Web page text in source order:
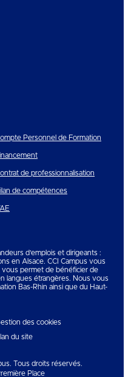
Personnel de Formation
de professionnalisation
de compétences
d’emplois et dirigeants :
en Alsace. CCI Campus vous
permet de bénéficier de
langues étrangères. Nous vous
Bas-Rhin ainsi que du Haut-
des cookies
du site
. Tous droits réservés.
Place